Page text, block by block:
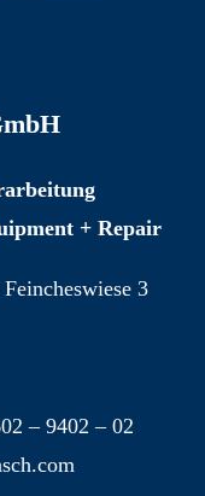
+ Repair
3
– 9402 – 02